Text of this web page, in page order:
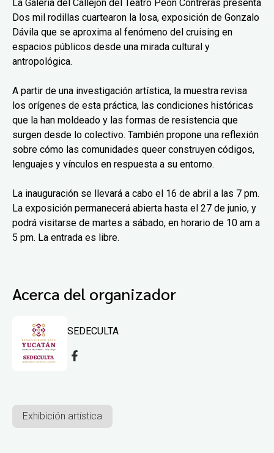
La Galería del Callejón del Teatro Peón Contreras presenta
Dos mil rodillas cuartearon la losa, exposición de Gonzalo
Dávila que se aproxima al fenómeno del cruising en
espacios públicos desde una mirada cultural y
antropológica.
A partir de una investigación artística, la muestra revisa
los orígenes de esta práctica, las condiciones históricas
que la han moldeado y las formas de resistencia que
surgen desde lo colectivo. También propone una reflexión
sobre cómo las comunidades queer construyen códigos,
lenguajes y vínculos en respuesta a su entorno.
La inauguración se llevará a cabo el 16 de abril a las 7 pm.
La exposición permanecerá abierta hasta el 27 de junio, y
podrá visitarse de martes a sábado, en horario de 10 am a
5 pm. La entrada es libre.
Acerca del organizador
SEDECULTA
Exhibición artística